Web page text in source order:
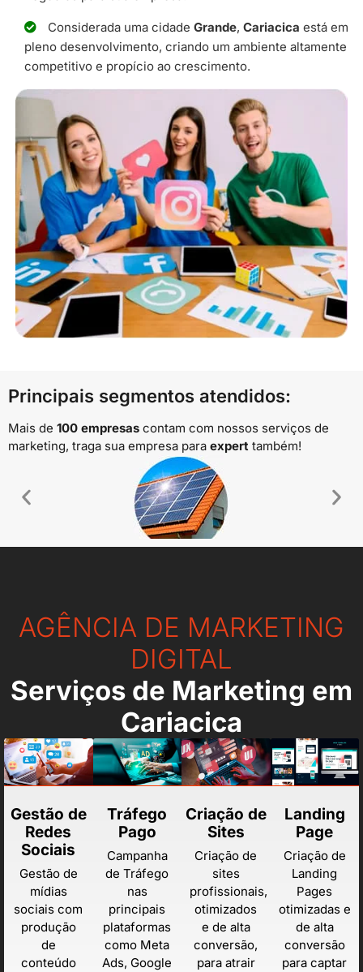
Considerada uma cidade Grande, Cariacica está em
pleno desenvolvimento, criando um ambiente altamente
competitivo e propício ao crescimento.
Principais segmentos atendidos:
Mais de 100 empresas contam com nossos serviços de
marketing, traga sua empresa para expert também!
AGÊNCIA DE MARKETING
DIGITAL
Serviços de Marketing em
Cariacica
Gestão de
Redes
Sociais
Gestão de
mídias
sociais com
produção
de
conteúdo
Tráfego
Pago
Campanha
de Tráfego
nas
principais
plataformas
como Meta
Ads, Google
Criação de
Sites
Criação de
sites
profissionais,
otimizados
e de alta
conversão,
para atrair
Landing
Page
Criação de
Landing
Pages
otimizadas e
de alta
conversão
para captar